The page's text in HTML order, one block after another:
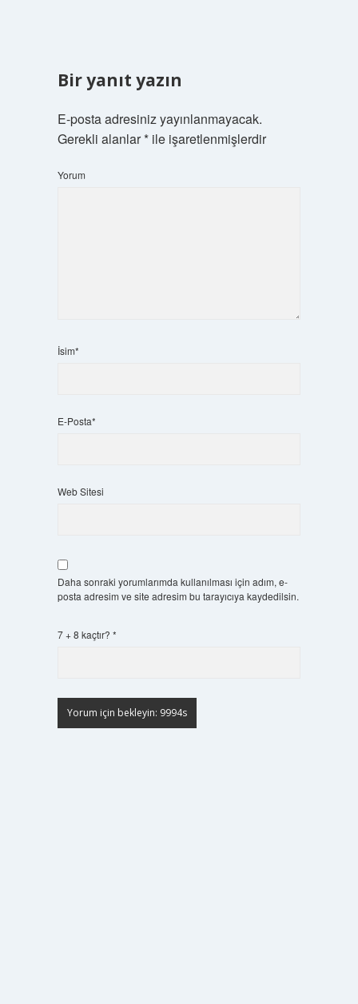
Bir yanıt yazın
E-posta adresiniz yayınlanmayacak.
Gerekli alanlar*ile işaretlenmişlerdir
Yorum
İsim*
E-Posta*
Web Sitesi
Daha sonraki yorumlarımda kullanılması için adım, e-
posta adresim ve site adresim bu tarayıcıya kaydedilsin.
7 + 8 kaçtır? *